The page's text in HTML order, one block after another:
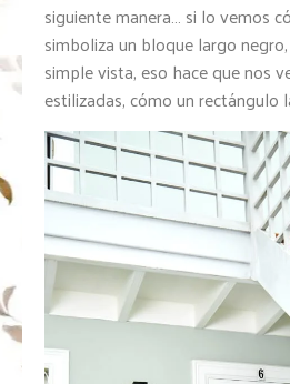
siguiente manera… si lo vemos
simboliza un bloque largo
simple vista, eso hace que nos
estilizadas, cómo un rectángulo